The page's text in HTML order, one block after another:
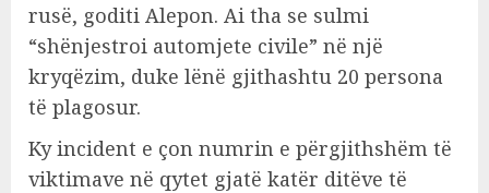
rusë, goditi Alepon. Ai tha se sulmi
“shënjestroi automjete civile” në një
kryqëzim, duke lënë gjithashtu 20 persona
të plagosur.
Ky incident e çon numrin e përgjithshëm të
viktimave në qytet gjatë katër ditëve të